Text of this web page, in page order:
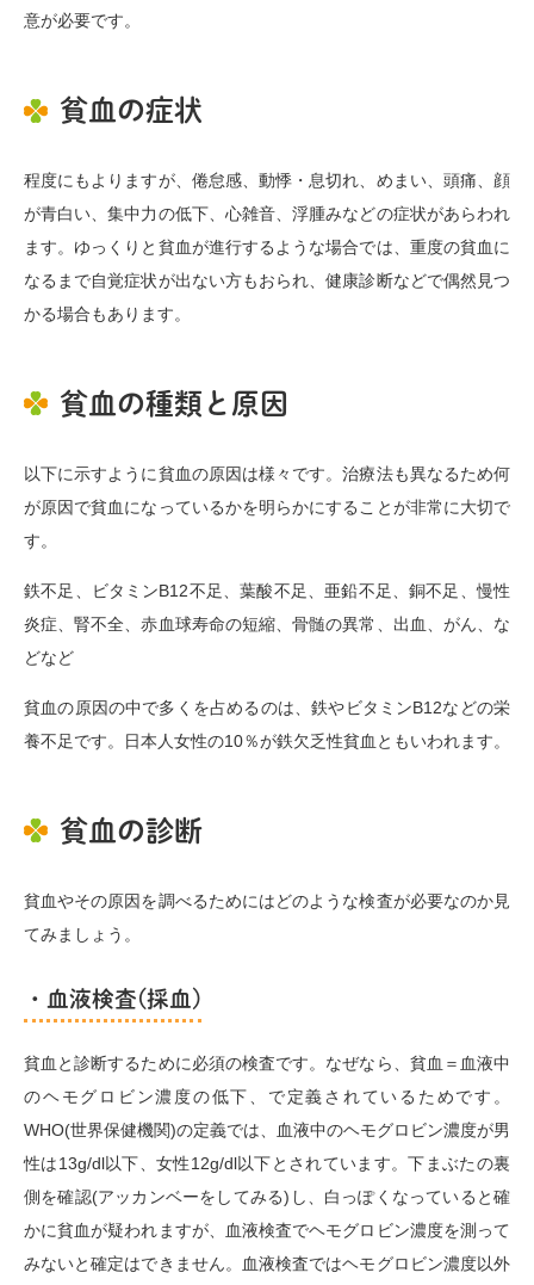
意が必要です。
貧血の症状
程度にもよりますが、倦怠感、動悸・息切れ、めまい、頭痛、顔
が青白い、集中力の低下、心雑音、浮腫みなどの症状があらわれ
ます。ゆっくりと貧血が進行するような場合では、重度の貧血に
なるまで自覚症状が出ない方もおられ、健康診断などで偶然見つ
かる場合もあります。
貧血の種類と原因
以下に示すように貧血の原因は様々です。治療法も異なるため何
が原因で貧血になっているかを明らかにすることが非常に大切で
す。
鉄不足、ビタミンB12不足、葉酸不足、亜鉛不足、銅不足、慢性
炎症、腎不全、赤血球寿命の短縮、骨髄の異常、出血、がん、な
どなど
貧血の原因の中で多くを占めるのは、鉄やビタミンB12などの栄
養不足です。日本人女性の10％が鉄欠乏性貧血ともいわれます。
貧血の診断
貧血やその原因を調べるためにはどのような検査が必要なのか見
てみましょう。
・血液検査(採血)
貧血と診断するために必須の検査です。なぜなら、貧血＝血液中
のヘモグロビン濃度の低下、で定義されているためです。
WHO(世界保健機関)の定義では、血液中のヘモグロビン濃度が男
性は13g/dl以下、女性12g/dl以下とされています。下まぶたの裏
側を確認(アッカンベーをしてみる)し、白っぽくなっていると確
かに貧血が疑われますが、血液検査でヘモグロビン濃度を測って
みないと確定はできません。血液検査ではヘモグロビン濃度以外